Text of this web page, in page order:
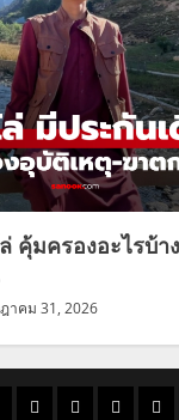
คุ้มครองอะไรบ้า
าคม 31, 2026
ว ข่าว ข่าว ดูด ที่